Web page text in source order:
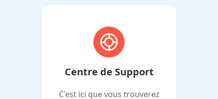
Centre de Support
C'est ici que vous trouverez